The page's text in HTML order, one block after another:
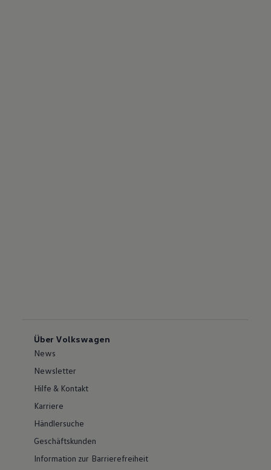
Über Volkswagen
News
Newsletter
Hilfe & Kontakt
Karriere
Händlersuche
Geschäftskunden
Information zur Barrierefreiheit